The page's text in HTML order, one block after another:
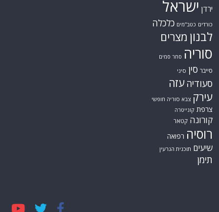
ירדן ישראל
כורדים כטב"מים כלכלה
לבנון מצרים
סוריה סחר סמים
סייבר סין סיני
סעודיה עזה
עירק צבא סוריה חופשי
צרפת קונייטרה
קורונה קטאר
רוסיה רפואה
שיעים תוכנית הגרעין
תימן